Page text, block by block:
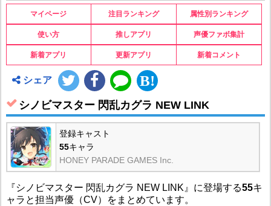
マイページ 注目ランキング 属性別ランキング
使い方 推しアプリ 声優ファボ集計
新着アプリ 更新アプリ 新着コメント
シェア
シノビマスター 閃乱カグラ NEW LINK
登録キャスト
55キャラ
HONEY PARADE GAMES Inc.
『シノビマスター 閃乱カグラ NEW LINK』に登場する55キ
ャラと担当声優（CV）をまとめています。